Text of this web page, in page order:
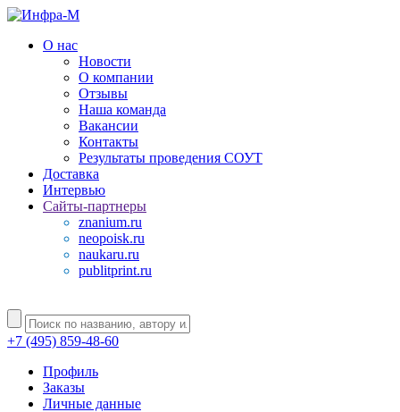
О нас
Новости
О компании
Отзывы
Наша команда
Вакансии
Контакты
Результаты проведения СОУТ
Доставка
Интервью
Сайты-партнеры
znanium.ru
neopoisk.ru
naukaru.ru
publitprint.ru
+7 (495) 859-48-60
Профиль
Заказы
Личные данные